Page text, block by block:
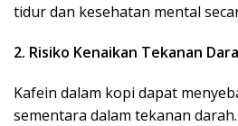
tidur dan kesehatan mental
2. Risiko Kenaikan Tekanan
Kafein dalam kopi dapat
sementara dalam tekanan